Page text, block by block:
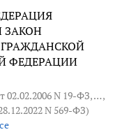
ЗАКОН
ФЕДЕРАЦИИ
02.02.2006 N 19-ФЗ, … ,
N 569-ФЗ)